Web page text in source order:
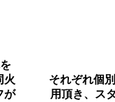
火
が
それぞれ個
用頂き、ス